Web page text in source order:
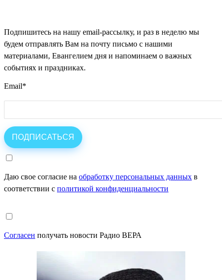
Подпишитесь на нашу email-рассылку, и раз в неделю мы
будем отправлять Вам на почту письмо с нашими
материалами, Евангелием дня и напоминаем о важных
событиях и праздниках.
Email*
Даю свое согласие на обработку персональных данных в
соответствии с политикой конфиденциальности
Согласен получать новости Радио ВЕРА